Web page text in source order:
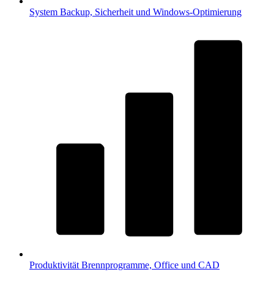
System Backup, Sicherheit und Windows-Optimierung
Produktivität Brennprogramme, Office und CAD